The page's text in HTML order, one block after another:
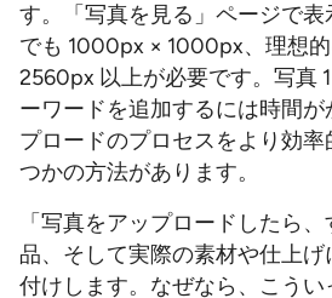
す。「写真を見る」ページで
でも 1000px × 1000px、理想
2560px 以上が必要です。写真
ーワードを追加するには時間が
プロードのプロセスをより効率
つかの方法があります。
「写真をアップロードしたら
品、そして実際の素材や仕上
付けします。なぜなら、こう